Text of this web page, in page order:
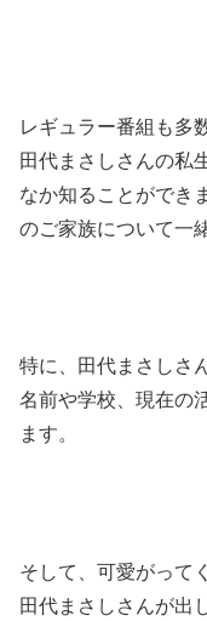
レギュラー番組も多
田代まさしさんの私
なか知ることができ
のご家族について一
特に、田代まさしさ
名前や学校、現在の
ます。
そして、可愛がって
田代まさしさんが出